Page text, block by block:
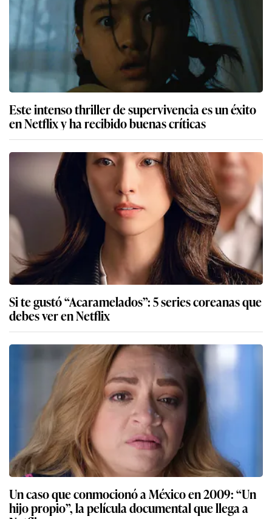
Este intenso thriller de supervivencia es un éxito
en Netflix y ha recibido buenas críticas
Si te gustó “Acaramelados”: 5 series coreanas que
debes ver en Netflix
Un caso que conmocionó a México en 2009: “Un
hijo propio”, la película documental que llega a